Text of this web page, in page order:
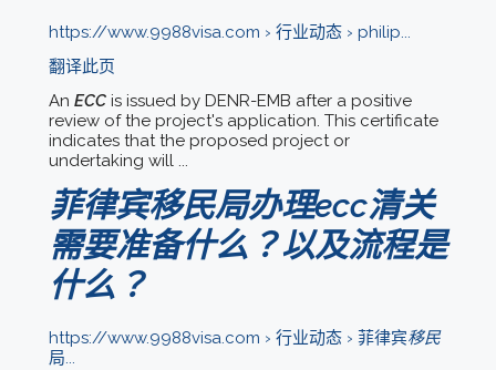
https://www.9988visa.com › 行业动态 › philip...
翻译此页
An ECCis issued by DENR-EMB after a positive
review of the project's application. This certificate
indicates that the proposed project or
undertaking will ...
菲律宾移民局办理ecc清关
需要准备什么？以及流程是
什么？
https://www.9988visa.com › 行业动态 › 菲律宾移民
局...